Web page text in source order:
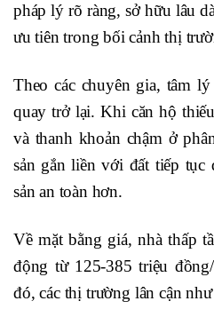
pháp lý rõ ràng, sở hữu lâu
ưu tiên trong bối cảnh thị
Theo các chuyên gia, tâm lý
quay trở lại. Khi căn hộ
và thanh khoản chậm ở
sản gắn liền với đất tiếp
sản an toàn hơn.
Về mặt bằng giá, nhà thấp
động từ 125-385 triệu
đó, các thị trường lân cận